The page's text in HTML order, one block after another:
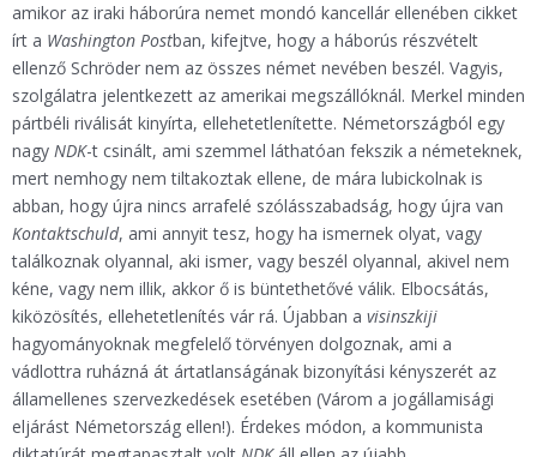
amikor az iraki háborúra nemet mondó kancellár ellenében cikket
írt a Washington Postban, kifejtve, hogy a háborús részvételt
ellenző Schröder nem az összes német nevében beszél. Vagyis,
szolgálatra jelentkezett az amerikai megszállóknál. Merkel minden
pártbéli riválisát kinyírta, ellehetetlenítette. Németországból egy
nagy NDK-t csinált, ami szemmel láthatóan fekszik a németeknek,
mert nemhogy nem tiltakoztak ellene, de mára lubickolnak is
abban, hogy újra nincs arrafelé szólásszabadság, hogy újra van
Kontaktschuld, ami annyit tesz, hogy ha ismernek olyat, vagy
találkoznak olyannal, aki ismer, vagy beszél olyannal, akivel nem
kéne, vagy nem illik, akkor ő is büntethetővé válik. Elbocsátás,
kiközösítés, ellehetetlenítés vár rá. Újabban a visinszkiji
hagyományoknak megfelelő törvényen dolgoznak, ami a
vádlottra ruházná át ártatlanságának bizonyítási kényszerét az
államellenes szervezkedések esetében (Várom a jogállamisági
eljárást Németország ellen!). Érdekes módon, a kommunista